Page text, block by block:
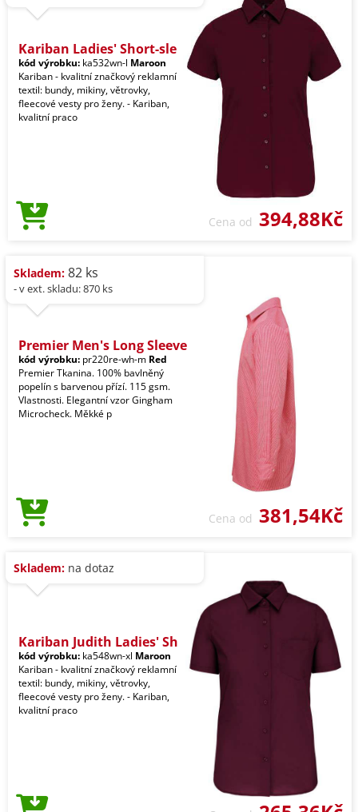
Kariban Ladies' Short-sle
kód výrobku: ka532wn-l Maroon
Kariban - kvalitní značkový reklamní
textil: bundy, mikiny, větrovky,
fleecové vesty pro ženy. - Kariban,
kvalitní praco
Cena od 394,88Kč
Skladem: 82 ks
- v ext. skladu: 870 ks
Premier Men's Long Sleeve
kód výrobku: pr220re-wh-m Red
Premier Tkanina. 100% bavlněný
popelín s barvenou přízí. 115 gsm.
Vlastnosti. Elegantní vzor Gingham
Microcheck. Měkké p
Cena od 381,54Kč
Skladem: na dotaz
Kariban Judith Ladies' Sh
kód výrobku: ka548wn-xl Maroon
Kariban - kvalitní značkový reklamní
textil: bundy, mikiny, větrovky,
fleecové vesty pro ženy. - Kariban,
kvalitní praco